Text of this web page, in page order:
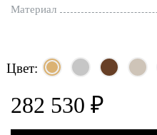
Материал
Цвет:
282 530 ₽